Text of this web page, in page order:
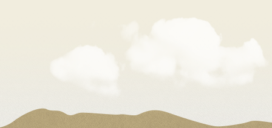
מסע שטח לאחת המדינות הפראיות
והמרגשות בעולם. קירגיסטאן היא לא ...
[המשך]